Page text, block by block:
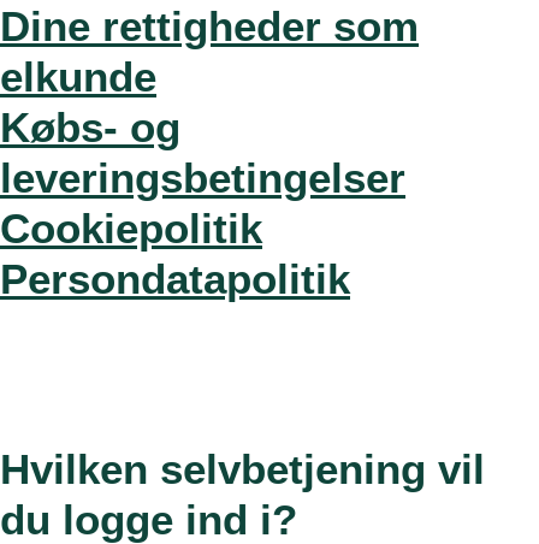
Dine rettigheder som
elkunde
Købs- og
leveringsbetingelser
Cookiepolitik
Persondatapolitik
Hvilken selvbetjening vil
du logge ind i?